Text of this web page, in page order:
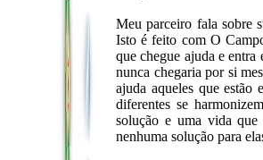
Meu parceiro fala sobre
Isto é feito com O
que chegue ajuda e
nunca chegaria por si
ajuda aqueles que estão
diferentes se
solução e uma vida que
nenhuma solução para